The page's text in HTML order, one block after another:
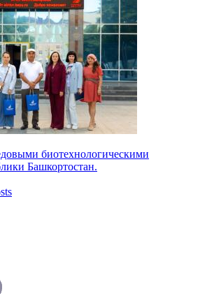
биотехнологическими
Башкортостан.